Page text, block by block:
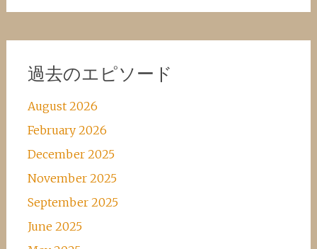
過去のエピソード
August 2026
February 2026
December 2025
November 2025
September 2025
June 2025